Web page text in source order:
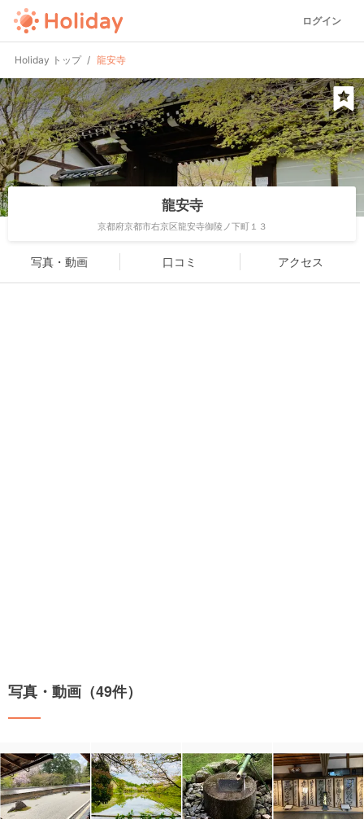
ログイン
Holiday トップ 龍安寺
龍安寺
京都府京都市右京区龍安寺御陵ノ下町１３
写真・動画 口コミ アクセス
写真・動画（49件）